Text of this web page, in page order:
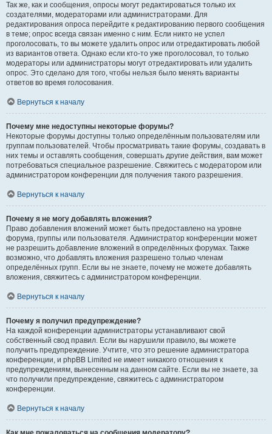
Так же, как и сообщения, опросы могут редактироваться только их
создателями, модераторами или администраторами. Для
редактирования опроса перейдите к редактированию первого сообщения
в теме; опрос всегда связан именно с ним. Если никто не успел
проголосовать, то вы можете удалить опрос или отредактировать любой
из вариантов ответа. Однако если кто-то уже проголосовал, то только
модераторы или администраторы могут отредактировать или удалить
опрос. Это сделано для того, чтобы нельзя было менять варианты
ответов во время голосования.
Вернуться к началу
Почему мне недоступны некоторые форумы?
Некоторые форумы доступны только определённым пользователям или
группам пользователей. Чтобы просматривать такие форумы, создавать в
них темы и оставлять сообщения, совершать другие действия, вам может
потребоваться специальное разрешение. Свяжитесь с модератором или
администратором конференции для получения такого разрешения.
Вернуться к началу
Почему я не могу добавлять вложения?
Право добавления вложений может быть предоставлено на уровне
форума, группы или пользователя. Администратор конференции может
не разрешить добавление вложений в определённых форумах. Также
возможно, что добавлять вложения разрешено только членам
определённых групп. Если вы не знаете, почему не можете добавлять
вложения, свяжитесь с администратором конференции.
Вернуться к началу
Почему я получил предупреждение?
На каждой конференции администраторы устанавливают свой
собственный свод правил. Если вы нарушили правило, вы можете
получить предупреждение. Учтите, что это решение администратора
конференции, и phpBB Limited не имеет никакого отношения к
предупреждениям, вынесенным на данном сайте. Если вы не знаете, за
что получили предупреждение, свяжитесь с администратором
конференции.
Вернуться к началу